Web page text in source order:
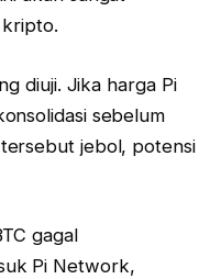
diuji. Jika harga Pi
sebelum
jebol, potensi
gagal
Pi Network,